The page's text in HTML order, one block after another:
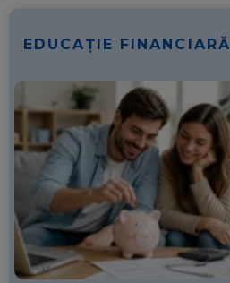
EDUCAȚIE FINANCIARĂ